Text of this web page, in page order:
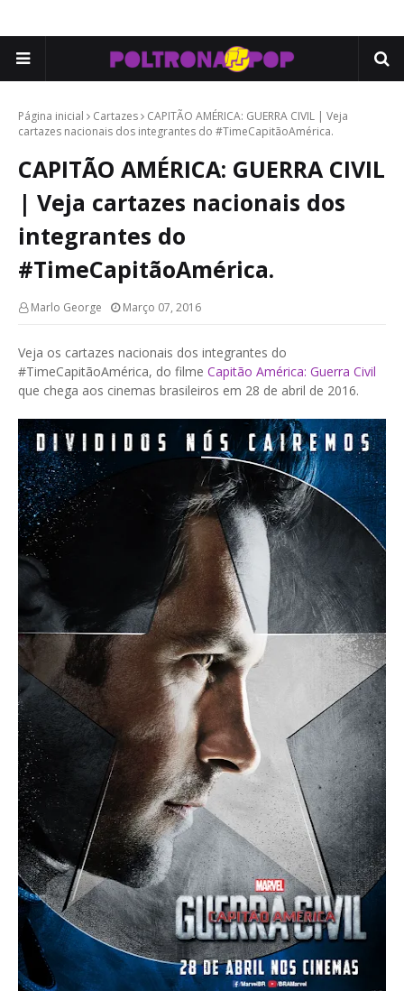
Página inicial Cartazes
CAPITÃO AMÉRICA: GUERRA CIVIL | Veja
cartazes nacionais dos integrantes do #TimeCapitãoAmérica.
CAPITÃO AMÉRICA: GUERRA CIVIL
| Veja cartazes nacionais dos
integrantes do
#TimeCapitãoAmérica.
Marlo George Março 07, 2016
Veja os cartazes nacionais dos integrantes do
#TimeCapitãoAmérica, do filme Capitão América: Guerra Civil
que chega aos cinemas brasileiros em 28 de abril de 2016.